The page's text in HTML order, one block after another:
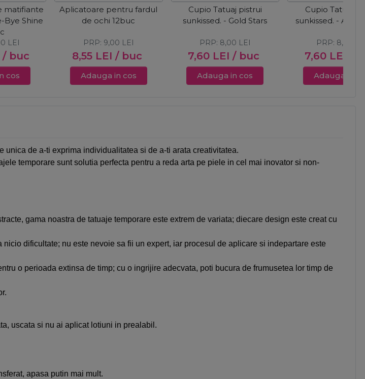
matifiante
Bye Shine
/ buc
LEI
cos
Aplicatoare pentru fardul
de ochi 12buc
8,55 LEI / buc
PRP: 9,00 LEI
Adauga in cos
Cupio Tatuaj pistrui
sunkissed. - Gold Stars
7,60 LEI / buc
PRP: 8,00 LEI
Adauga in cos
Cupio Tatuaj
sunkissed. -
7,60 LEI
PRP: 8,00
Adauga in
de a-ti exprima individualitatea si de a-ti arata creativitatea.
temporare sunt solutia perfecta pentru a reda arta pe piele in cel mai inovator si non-
gama noastra de tatuaje temporare este extrem de variata; diecare design este creat cu
dificultate; nu este nevoie sa fii un expert, iar procesul de aplicare si indepartare este
o perioada extinsa de timp; cu o ingrijire adecvata, poti bucura de frumusetea lor timp de
uscata si nu ai aplicat lotiuni in prealabil.
apasa putin mai mult.